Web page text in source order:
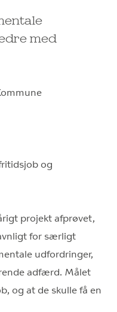
med
og
projekt afprøvet,
for særligt
udfordringer,
adfærd. Målet
og at de skulle få en